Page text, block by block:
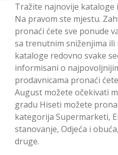
Tražite najnovije kataloge
Na pravom ste mjestu.
pronaći ćete sve ponude
sa trenutnim sniženjima ili
kataloge redovno svake
informisani o
prodavnicama pronaći
August možete očekivati
gradu Hiseti možete
kategorija Supermarketi,
stanovanje, Odjeća i
druge.